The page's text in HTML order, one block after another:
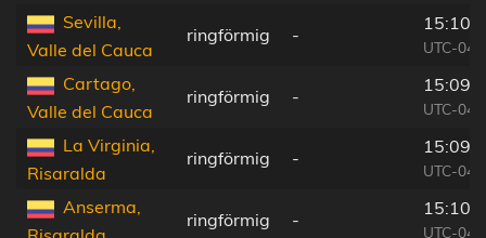
Sevilla,
Valle del Cauca
ringförmig -
UTC-
Cartago,
Valle del Cauca
ringförmig -
UTC-
La Virginia,
Risaralda
ringförmig -
UTC-
Anserma,
ringförmig -
UTC-